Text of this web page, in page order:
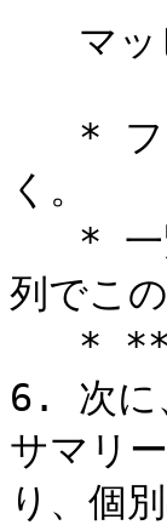
く。
列でこ
6. 次に
サマリ
り、個